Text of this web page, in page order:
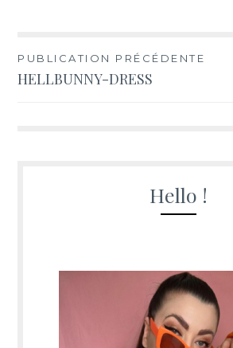
Navigation
de
PUBLICATION PRÉCÉDENTE
HELLBUNNY-DRESS
Hello !